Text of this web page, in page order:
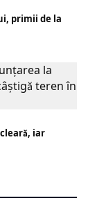
primii de la
iar